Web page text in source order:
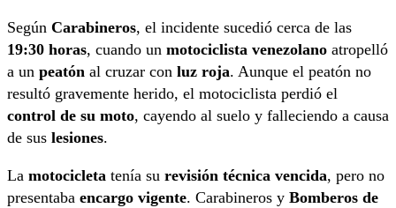
Según Carabineros, el incidente sucedió cerca de las
19:30 horas, cuando un motociclista venezolano atropelló
a un peatón al cruzar con luz roja. Aunque el peatón no
resultó gravemente herido, el motociclista perdió el
control de su moto, cayendo al suelo y falleciendo a causa
de sus lesiones.
La motocicleta tenía su revisión técnica vencida, pero no
presentaba encargo vigente. Carabineros y Bomberos de